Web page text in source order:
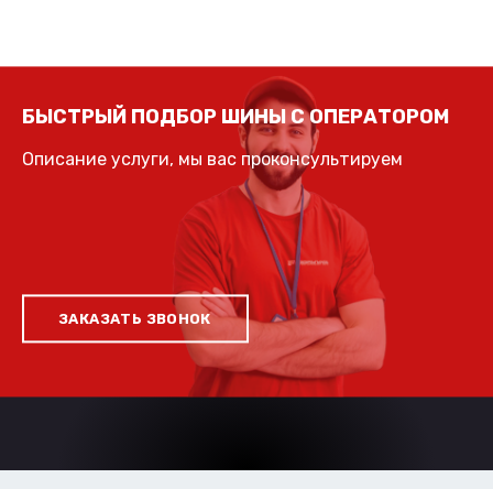
БЫСТРЫЙ ПОДБОР ШИНЫ С ОПЕРАТОРОМ
Описание услуги, мы вас проконсультируем
ЗАКАЗАТЬ ЗВОНОК